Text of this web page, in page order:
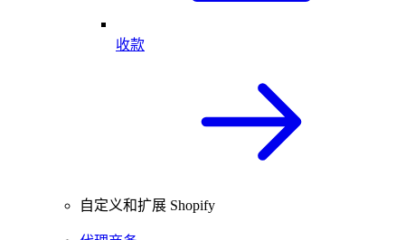
收款
自定义和扩展 Shopify